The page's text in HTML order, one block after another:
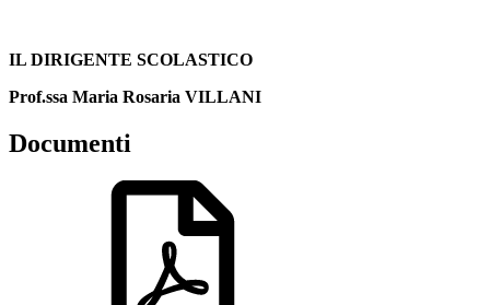
IL DIRIGENTE SCOLASTICO
Prof.ssa Maria Rosaria VILLANI
Documenti